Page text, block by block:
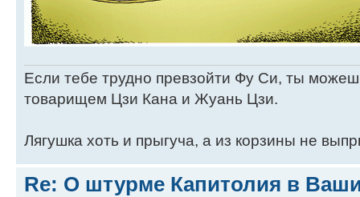
Если тебе трудно превзойти Фу Си, ты
товарищем Цзи Кана и Жуань Цзи.
Лягушка хоть и прыгуча, а из корзины не
Re: О штурме Капитолия в